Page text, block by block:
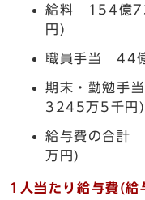
給料 154億
円)
職員手当 44
期末・勤勉
3245万5千円)
給与費の合
万円)
1人当たり給与費(給